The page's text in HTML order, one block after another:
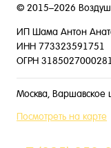
© 2015–2026
ИП Шама Антон
ИНН 773323591751
ОГРН
Москва, Варшавское
Посмотреть на карте